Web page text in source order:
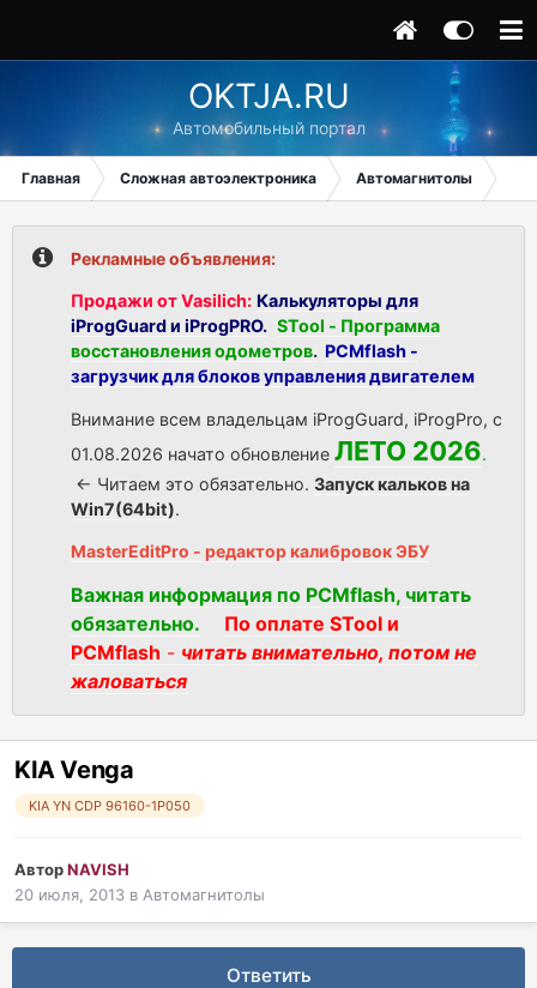
OKTJA.RU
Автомобильный портал
Главная Сложная автоэлектроника Автомагнитолы
Рекламные объявления:
Продажи от Vasilich: Калькуляторы для
iProgGuard и iProgPRO. STool - Программа
восстановления одометров. PCMflash -
загрузчик для блоков управления двигателем
Внимание всем владельцам iProgGuard, iProgPro, с
01.08.2026 начато обновление ЛЕТО 2026.
<- Читаем это обязательно. Запуск кальков на
Win7(64bit).
MasterEditPro - редактор калибровок ЭБУ
Важная информация по PCMflash, читать
обязательно.
По оплате STool и
PCMflash - читать внимательно, потом не
жаловаться
KIA Venga
KIA YN CDP 96160-1P050
АвторNAVISH
20 июля, 2013 в Автомагнитолы
Ответить